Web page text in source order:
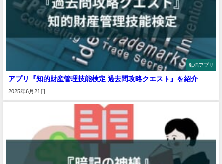
勉強アプリ
アプリ『知的財産管理技能検定 過去問攻略クエスト』を紹介
2025年6月21日